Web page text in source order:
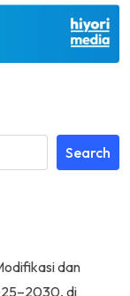
Search
dan
di